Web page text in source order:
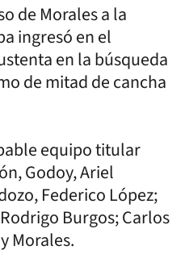
de Morales a la
ingresó en el
en la búsqueda
de mitad de cancha
equipo titular
Godoy, Ariel
Federico López;
Burgos; Carlos
Morales.